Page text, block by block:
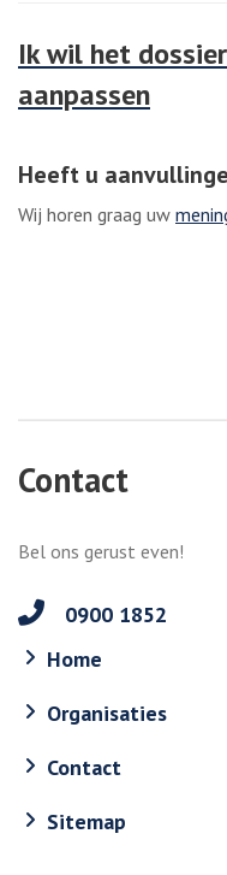
Ik wil het
aanpassen
Heeft u
Wij horen graag uw
Contact
Bel ons gerust even!
0900 1852
Home
Organisaties
Contact
Sitemap